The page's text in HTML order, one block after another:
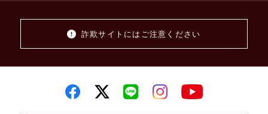
詐欺サイトにはご注意ください